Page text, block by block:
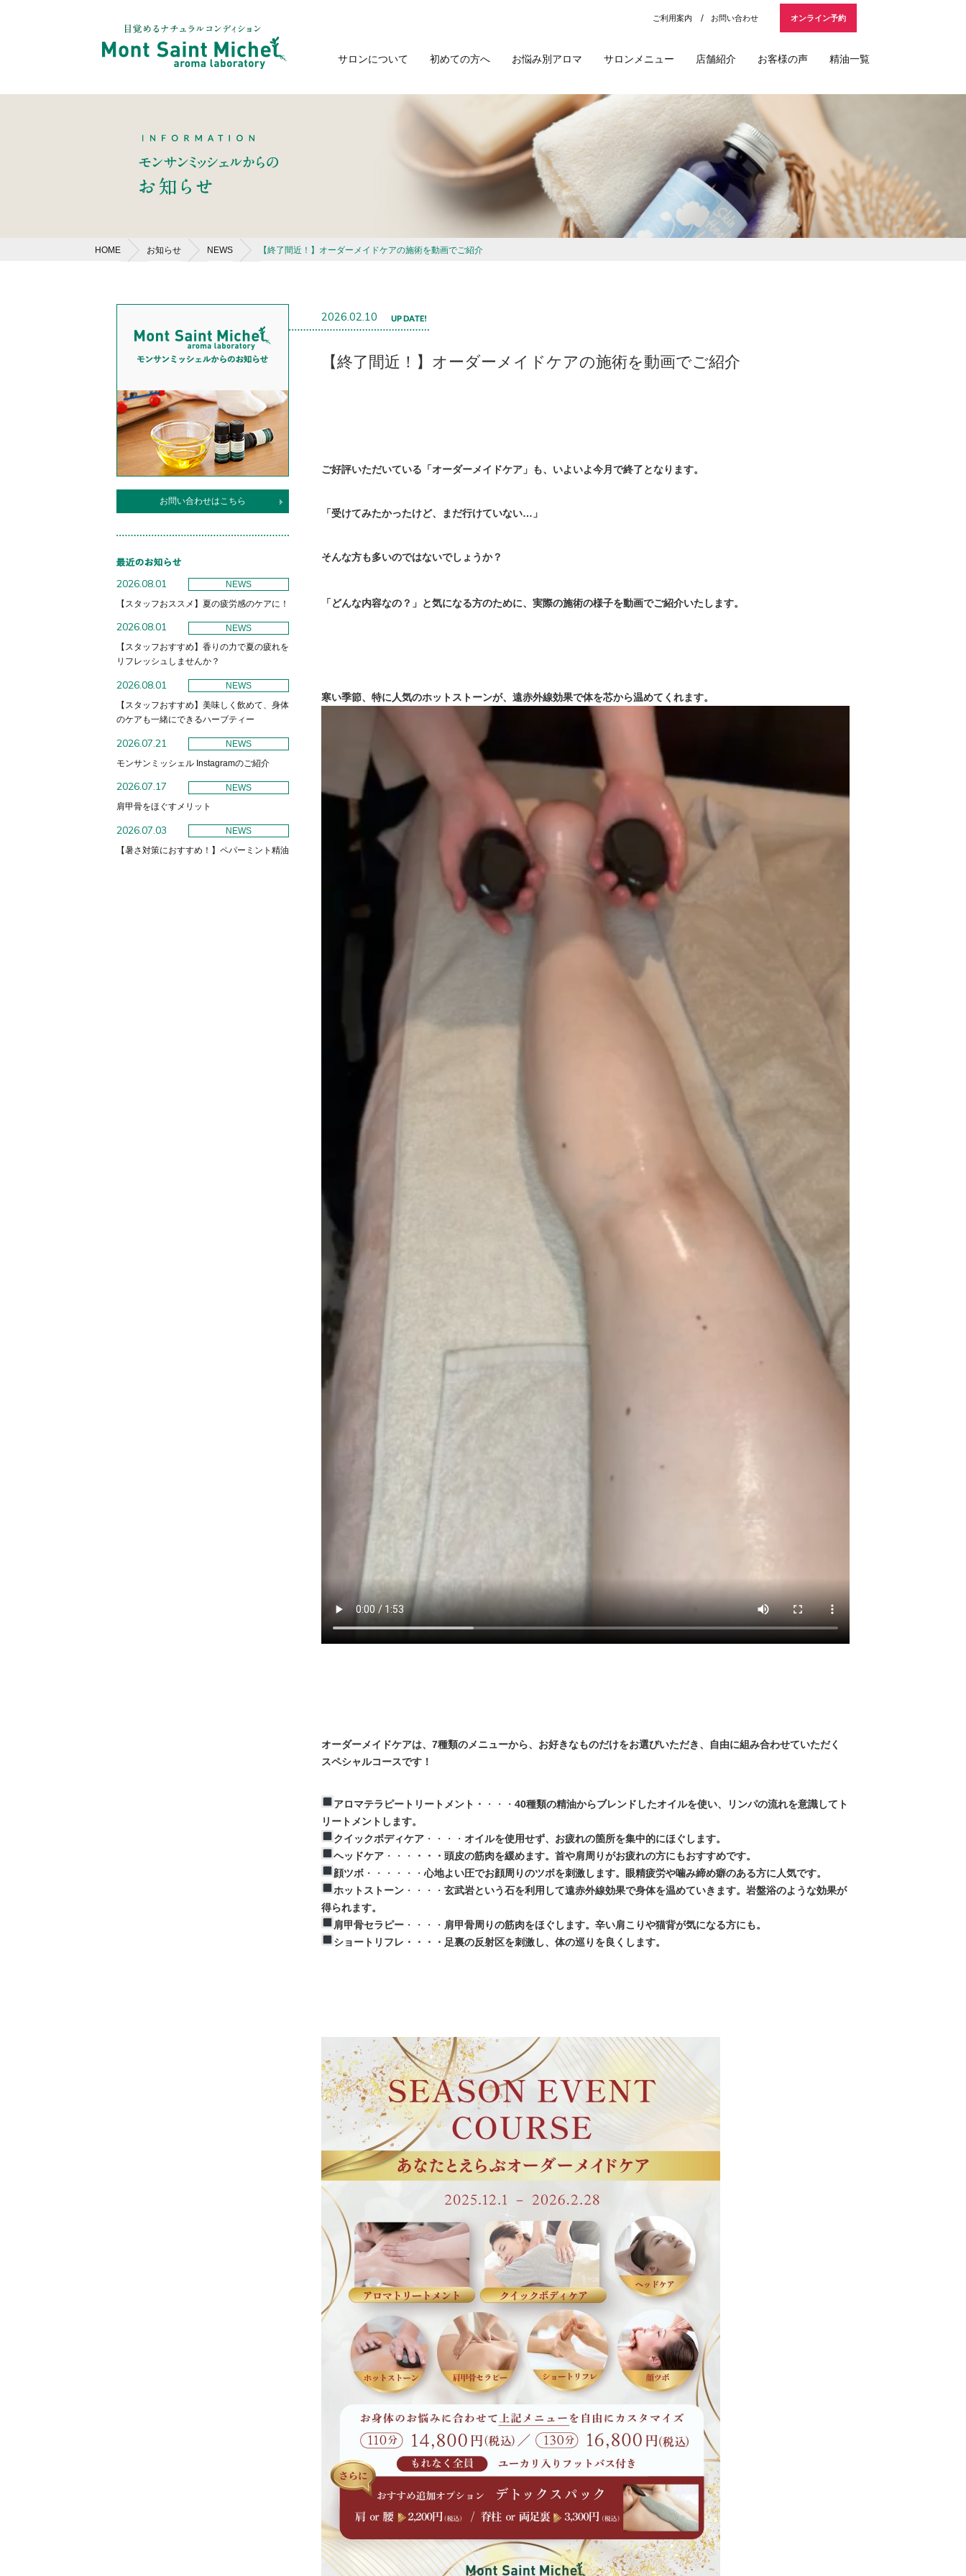
オンライン予約
お問い合わせ
ご利用案内
サロンについて 初めての方へ お悩み別アロマ サロンメニュー 店舗紹介 お客様の声 精油一覧
HOME お知らせ NEWS 【終了間近！】オーダーメイドケアの施術を動画でご紹介
2026.02.10
【終了間近！】オーダーメイドケアの施術を動画でご紹介
ご好評いただいている「オーダーメイドケア」も、いよいよ今月で終了となります。
「受けてみたかったけど、まだ行けていない…」
そんな方も多いのではないでしょうか？
「どんな内容なの？」と気になる方のために、実際の施術の様子を動画でご紹介いたします。
寒い季節、特に人気のホットストーンが、遠赤外線効果で体を芯から温めてくれます。
オーダーメイドケアは、7種類のメニューから、お好きなものだけをお選びいただき、自由に組み合わせていただく
スペシャルコースです！
アロマテラピートリートメント・ ・・・ 40種類の精油からブレンドしたオイルを使い、リンパの流れを意識してト
リートメントします。
クイックボディケア・・・・ オイルを使用せず、お疲れの箇所を集中的にほぐします。
ヘッドケア・・・
・・・頭皮の筋肉を緩めます。首や肩周りがお疲れの方にもおすすめです。
顔ツボ・・・・・・ 心地よい圧でお顔周りのツボを刺激します。眼精疲労や噛み締め癖のある方に人気です。
ホットストーン・・・・ 玄武岩という石を利用して遠赤外線効果で身体を温めていきます。岩盤浴のような効果が
得られます。
肩甲骨セラピー・・・・ 肩甲骨周りの筋肉をほぐします。辛い肩こりや猫背が気になる方にも。
ショートリフレ・・・・足裏の反射区を刺激し、体の巡りを良くします。
お問い合わせはこちら
2026.08.01
NEWS
【スタッフおススメ】夏の疲労感のケアに！
2026.08.01
NEWS
【スタッフおすすめ】香りの力で夏の疲れを
リフレッシュしませんか？
2026.08.01
NEWS
【スタッフおすすめ】美味しく飲めて、身体
のケアも一緒にできるハーブティー
2026.07.21
NEWS
モンサンミッシェル Instagramのご紹介
2026.07.17
NEWS
肩甲骨をほぐすメリット
2026.07.03
NEWS
【暑さ対策におすすめ！】ペパーミント精油